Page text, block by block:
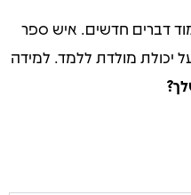
דברים חדשים. איש ספר
יכולת מולדת ללמד. למידה